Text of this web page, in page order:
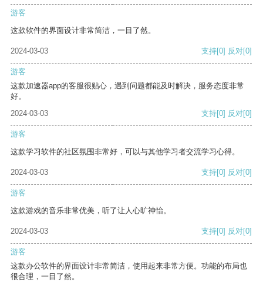
游客
这款软件的界面设计非常简洁，一目了然。
2024-03-03 支持[0] 反对[0]
游客
这款加速器app的客服很贴心，遇到问题都能及时解决，服务态度非常
好。
2024-03-03
支持[0] 反对[0]
游客
这款学习软件的社区氛围非常好，可以与其他学习者交流学习心得。
2024-03-03 支持[0] 反对[0]
游客
这款游戏的音乐非常优美，听了让人心旷神怡。
2024-03-03 支持[0] 反对[0]
游客
这款办公软件的界面设计非常简洁，使用起来非常方便。功能的布局也
很合理，一目了然。